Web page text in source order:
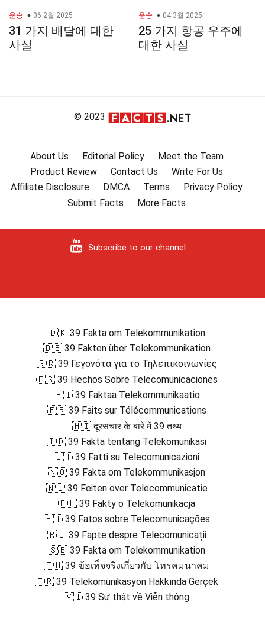
운송 06 2월 2025
31 가지 배달에 대한
사실
운송 04 3월 2025
25 가지 항공 우주에
대한 사실
© 2023
About Us Editorial Policy
Meet the Team
Product Review
Contact Us
Write For Us
Affiliate Disclosure
DMCA Terms
Privacy Policy
Submit Facts
More Facts
Subscribe to our channel
🇩🇰 39 Fakta om Telekommunikation
🇩🇪 39 Fakten über Telekommunikation
🇬🇷 39 Γεγονότα για το Τηλεπικοινωνίες
🇪🇸 39 Hechos Sobre Telecomunicaciones
🇫🇮 39 Faktaa Telekommunikaatio
🇫🇷 39 Faits sur Télécommunications
🇭🇮 दूरसंचार के बारे में 39 तथ्य
🇮🇩 39 Fakta tentang Telekomunikasi
🇮🇹 39 Fatti su Telecomunicazioni
🇳🇴 39 Fakta om Telekommunikasjon
🇳🇱 39 Feiten over Telecommunicatie
🇵🇱 39 Fakty o Telekomunikacja
🇵🇹 39 Fatos sobre Telecomunicações
🇷🇴 39 Fapte despre Telecomunicații
🇸🇪 39 Fakta om Telekommunikation
🇹🇭 39 ข้อเท็จจริงเกี่ยวกับ โทรคมนาคม
🇹🇷 39 Telekomünikasyon Hakkında Gerçek
🇻🇮 39 Sự thật về Viễn thông